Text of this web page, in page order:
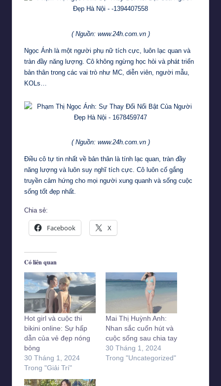
( Nguồn: www.24h.com.vn )
Ngọc Ánh là một người phụ nữ tích cực, luôn lạc quan và
tràn đầy năng lượng. Cô không ngừng học hỏi và phát triển
bản thân trong các vai trò như MC, diễn viên, người mẫu,
KOLs…
( Nguồn: www.24h.com.vn )
Điều cô tự tin nhất về bản thân là tính lạc quan, tràn đầy
năng lượng và luôn suy nghĩ tích cực. Cô luôn cố gắng
truyền cảm hứng cho mọi người xung quanh và sống cuộc
sống tốt đẹp nhất.
Chia sẻ:
Facebook X
Có liên quan
Hot girl và cuộc thi
bikini online: Sự hấp
dẫn của vẻ đẹp nóng
bỏng
30 Tháng 1, 2024
Trong "Giải Trí"
Mai Thị Huỳnh Anh:
Nhan sắc cuốn hút và
cuộc sống sau chia tay
30 Tháng 1, 2024
Trong "Uncategorized"